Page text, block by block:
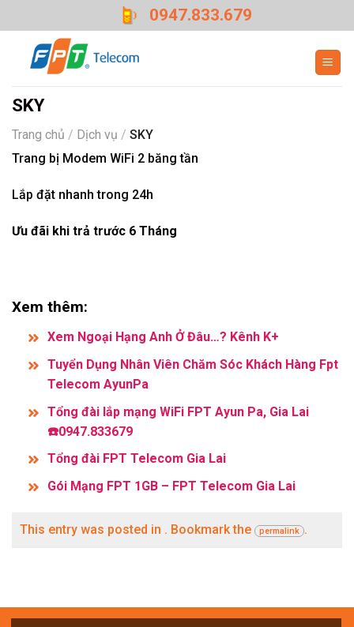
to
content
0947.833.679
SKY
Trang chủ / Dịch vụ / SKY
Trang bị Modem WiFi 2 băng tần
Lắp đặt nhanh trong 24h
Ưu đãi khi trả trước 6 Tháng
Xem thêm:
Xem Ngoại Hạng Anh Ở Đâu…? Kênh K+
Tuyển Dụng Nhân Viên Chăm Sóc Khách Hàng Fpt
Telecom AyunPa
Tổng đài lắp mạng WiFi FPT Ayun Pa, Gia Lai
☎️0947.833679
Tổng đài FPT Telecom Gia Lai
Gói Mạng FPT 1GB – FPT Telecom Gia Lai
This entry was posted in . Bookmark the permalink .